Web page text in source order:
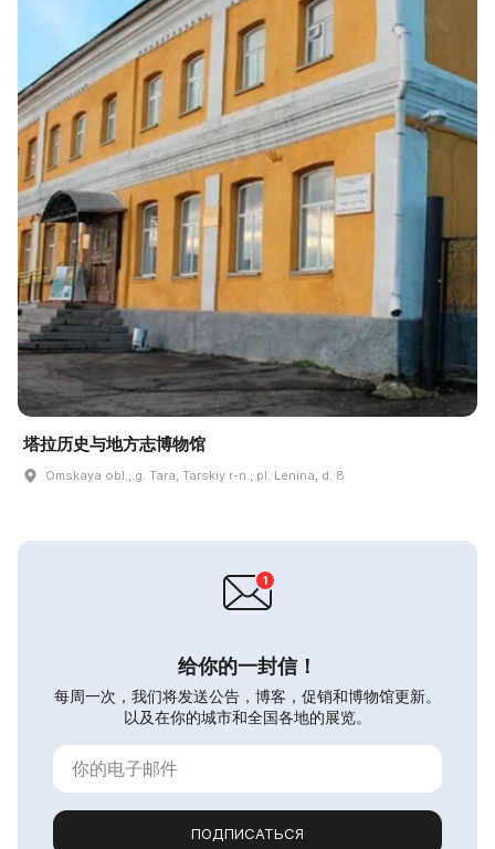
塔拉历史与地方志博物馆
Omskaya obl., g. Tara, Tarskiy r-n., pl. Lenina, d. 8
给你的一封信！
每周一次，我们将发送公告，博客，促销和博物馆更新。
以及在你的城市和全国各地的展览。
ПОДПИСАТЬСЯ